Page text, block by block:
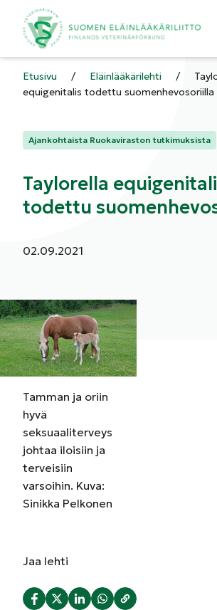
Etusivu / Eläinlääkärilehti /
equigenitalis todettu suomenhevosoriilla
Kategoriat:
Ajankohtaista Ruokaviraston tutkimuksista
Taylorella
todettu
Julkaistu:
02.09.2021
Tamman ja oriin
hyvä
seksuaaliterveys
johtaa iloisiin ja
terveisiin
varsoihin. Kuva:
Sinikka Pelkonen
Jaa lehti